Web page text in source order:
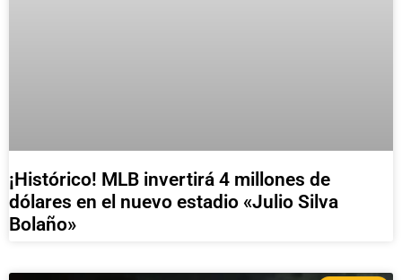
¡Histórico! MLB invertirá 4 millones de
dólares en el nuevo estadio «Julio Silva
Bolaño»